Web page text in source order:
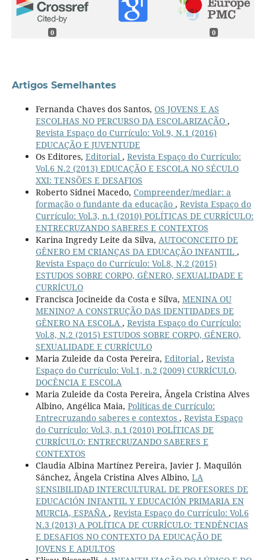
0 0
Artigos Semelhantes
Fernanda Chaves dos Santos, OS JOVENS E AS
ESCOLHAS NO PERCURSO DA ESCOLARIZAÇÃO ,
Revista Espaço do Currículo: Vol.9, N.1 (2016)
EDUCAÇÃO E JUVENTUDE
Os Editores, Editorial , Revista Espaço do Currículo:
Vol.6 N.2 (2013) EDUCAÇÃO E ESCOLA NO SÉCULO
XXI: TENSÕES E DESAFIOS
Roberto Sidnei Macedo, Compreender/mediar: a
formação o fundante da educação , Revista Espaço do
Currículo: Vol.3, n.1 (2010) POLÍTICAS DE CURRÍCULO:
ENTRECRUZANDO SABERES E CONTEXTOS
Karina Ingredy Leite da Silva, AUTOCONCEITO DE
GÊNERO EM CRIANÇAS DA EDUCAÇÃO INFANTIL ,
Revista Espaço do Currículo: Vol.8, N.2 (2015)
ESTUDOS SOBRE CORPO, GÊNERO, SEXUALIDADE E
CURRÍCULO
Francisca Jocineide da Costa e Silva, MENINA OU
MENINO? A CONSTRUÇÃO DAS IDENTIDADES DE
GÊNERO NA ESCOLA , Revista Espaço do Currículo:
Vol.8, N.2 (2015) ESTUDOS SOBRE CORPO, GÊNERO,
SEXUALIDADE E CURRÍCULO
Maria Zuleide da Costa Pereira, Editorial , Revista
Espaço do Currículo: Vol.1, n.2 (2009) CURRÍCULO,
DOCÊNCIA E ESCOLA
Maria Zuleide da Costa Pereira, Ângela Cristina Alves
Albino, Angélica Maia, Políticas de Currículo:
Entrecruzando saberes e contextos , Revista Espaço
do Currículo: Vol.3, n.1 (2010) POLÍTICAS DE
CURRÍCULO: ENTRECRUZANDO SABERES E
CONTEXTOS
Claudia Albina Martínez Pereira, Javier J. Maquilón
Sánchez, Ângela Cristina Alves Albino, LA
SENSIBILIDAD INTERCULTURAL DE PROFESORES DE
EDUCACIÓN INFANTIL Y EDUCACIÓN PRIMARIA EN
MURCIA, ESPAÑA , Revista Espaço do Currículo: Vol.6
N.3 (2013) A POLÍTICA DE CURRÍCULO: TENDÊNCIAS
E DESAFIOS NO CONTEXTO DA EDUCAÇÃO DE
JOVENS E ADULTOS